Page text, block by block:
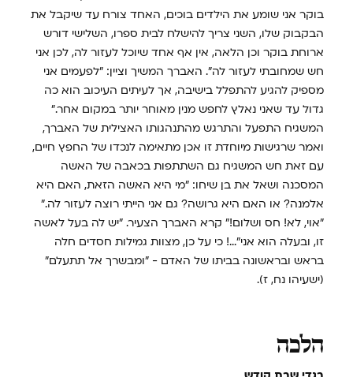
בוקר אני שומע את הילדים בוכים, האחד צורח עד שיקבל את
הבקבוק שלו, השני צריך להישלח לבית ספרו, השלישי דורש
ארוחת בוקר וכן הלאה, אין אף אחד שיוכל לעזור לה, לכן אני
חש שמחובתי לעזור לה". האברך המשיך וציין: "לפעמים אני
מספיק להגיע להתפלל בישיבה, אך לעיתים העיכוב הוא כה
גדול עד שאני נאלץ לחפש מנין מאוחר יותר במקום אחר."
המשגיח התפעל והתרגש מהתנהגותו האצילית של האברך,
ואמר שרגישות מיוחדת זו אכן מתאימה לנכדו של החפץ חיים,
עם זאת חש המשגיח גם השתתפות בכאבה של האשה
המסכנה ושאל את בן שיחו: "מי היא האשה הזאת, האם היא
אלמנה? או האם היא גרושה? גם אני הייתי רוצה לעזור לה."
"אוי, לא! חס ושלום!" קרא האברך הצעיר. "יש לה בעל לאשה
זו, ובעלה הוא אני"...! כי על כן, מצוות גמילות חסדים חלה
בראש ובראשונה בביתו של האדם - "ומבשרך אל תתעלם"
(ישעיהו נח, ז).
הלכה